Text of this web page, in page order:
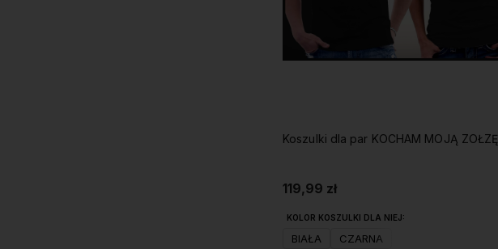
Koszulki dla par KOCHAM MOJĄ ZOŁZĘ
119,99 zł
KOLOR KOSZULKI DLA NIEJ:
BIAŁA CZARNA